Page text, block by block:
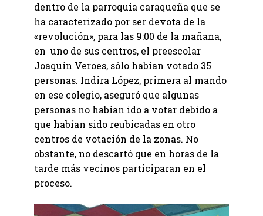
dentro de la parroquia caraqueña que se
ha caracterizado por ser devota de la
«revolución», para las 9:00 de la mañana,
en uno de sus centros, el preescolar
Joaquín Veroes, sólo habían votado 35
personas. Indira López, primera al mando
en ese colegio, aseguró que algunas
personas no habían ido a votar debido a
que habían sido reubicadas en otro
centros de votación de la zonas. No
obstante, no descartó que en horas de la
tarde más vecinos participaran en el
proceso.